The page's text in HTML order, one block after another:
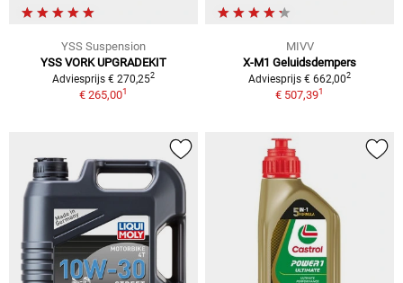
YSS Suspension
YSS VORK UPGRADEKIT
Adviesprijs € 270,252
€ 265,001
MIVV
X-M1 Geluidsdempers
Adviesprijs € 662,002
€ 507,391